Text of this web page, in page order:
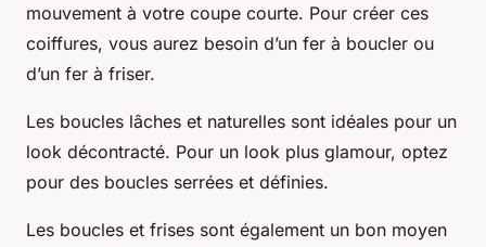
mouvement à votre coupe courte. Pour créer ces
coiffures, vous aurez besoin d’un fer à boucler ou
d’un fer à friser.
Les boucles lâches et naturelles sont idéales pour un
look décontracté. Pour un look plus glamour, optez
pour des boucles serrées et définies.
Les boucles et frises sont également un bon moyen